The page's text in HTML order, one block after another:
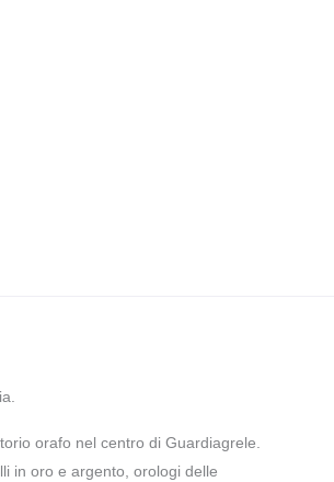
orafo nel centro di Guardiagrele.
in oro e argento, orologi delle